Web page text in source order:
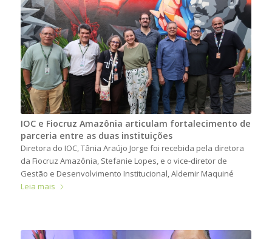
IOC e Fiocruz Amazônia articulam fortalecimento de
parceria entre as duas instituições
Diretora do IOC, Tânia Araújo Jorge foi recebida pela diretora
da Fiocruz Amazônia, Stefanie Lopes, e o vice-diretor de
Gestão e Desenvolvimento Institucional, Aldemir Maquiné
Leia mais